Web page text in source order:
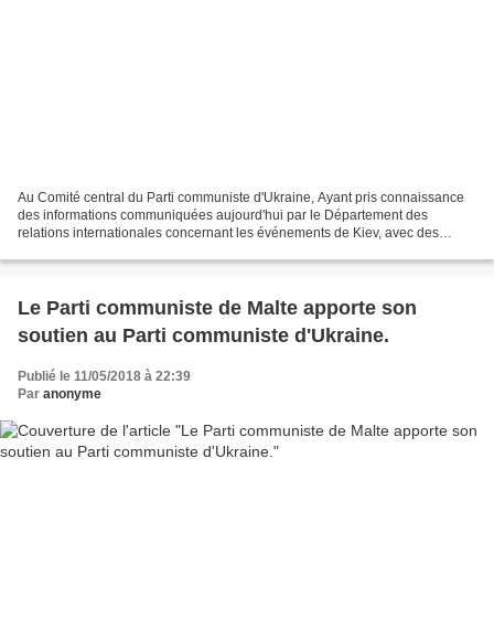
Au Comité central du Parti communiste d'Ukraine, Ayant pris connaissance
des informations communiquées aujourd'hui par le Département des
relations internationales concernant les événements de Kiev, avec des
Le Parti communiste de Malte apporte son
soutien au Parti communiste d'Ukraine.
Publié le 11/05/2018 à 22:39
Par anonyme